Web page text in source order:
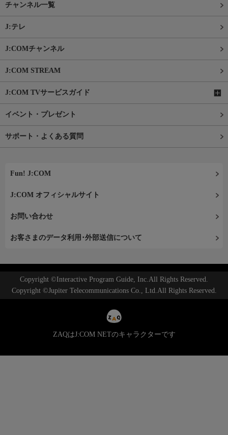
チャンネル一覧
J:テレ
J:COMチャンネル
J:COM STREAM
J:COM TVサービスガイド
イベント・プレゼント
サポート・よくある質問
Fun! J:COM
J:COM オフィシャルサイト
お問い合わせ
お客さまのデータ利用･外部送信について
Copyright ©Interactive Program Guide, Inc.All Rights Reserved.
Copyright ©Jupiter Telecommunications Co., Ltd.All Rights Reserved.
ZAQはJ:COM NETのキャラクターです